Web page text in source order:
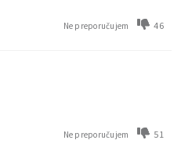
Ne preporučujem 46
Ne preporučujem 51